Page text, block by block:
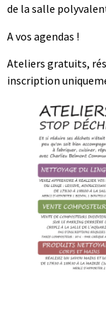
de la salle
A vos agendas !
Ateliers gratuits,
inscription